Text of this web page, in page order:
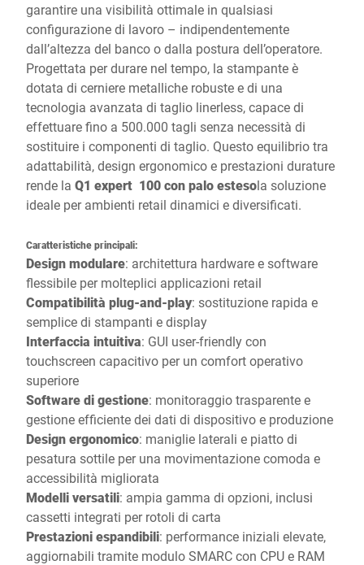
garantire una visibilità ottimale in qualsiasi
configurazione di lavoro – indipendentemente
dall’altezza del banco o dalla postura dell’operatore.
Progettata per durare nel tempo, la stampante è
dotata di cerniere metalliche robuste e di una
tecnologia avanzata di taglio linerless, capace di
effettuare fino a 500.000 tagli senza necessità di
sostituire i componenti di taglio. Questo equilibrio tra
adattabilità, design ergonomico e prestazioni durature
rende la Q1 expert 100 con palo estesola soluzione
ideale per ambienti retail dinamici e diversificati.
Caratteristiche principali:
Design modulare: architettura hardware e software
flessibile per molteplici applicazioni retail
Compatibilità plug-and-play: sostituzione rapida e
semplice di stampanti e display
Interfaccia intuitiva: GUI user-friendly con
touchscreen capacitivo per un comfort operativo
superiore
Software di gestione: monitoraggio trasparente e
gestione efficiente dei dati di dispositivo e produzione
Design ergonomico: maniglie laterali e piatto di
pesatura sottile per una movimentazione comoda e
accessibilità migliorata
Modelli versatili: ampia gamma di opzioni, inclusi
cassetti integrati per rotoli di carta
Prestazioni espandibili: performance iniziali elevate,
aggiornabili tramite modulo SMARC con CPU e RAM